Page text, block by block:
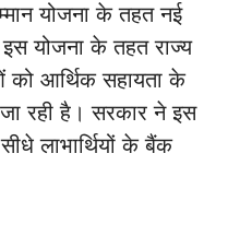
योजना के तहत नई
योजना के तहत राज्य
आर्थिक सहायता के
रही है। सरकार ने इस
लाभार्थियों के बैंक